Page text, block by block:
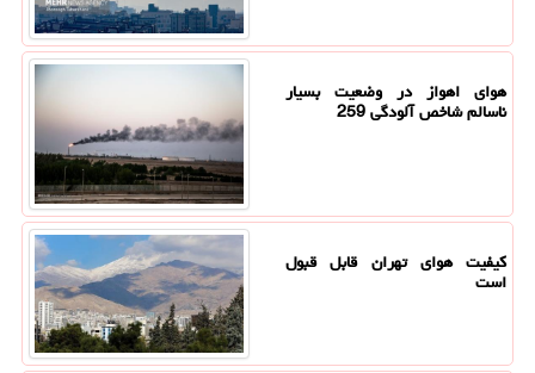
هوای اهواز در وضعیت بسیار
ناسالم شاخص آلودگی 259
کیفیت هوای تهران قابل قبول
است